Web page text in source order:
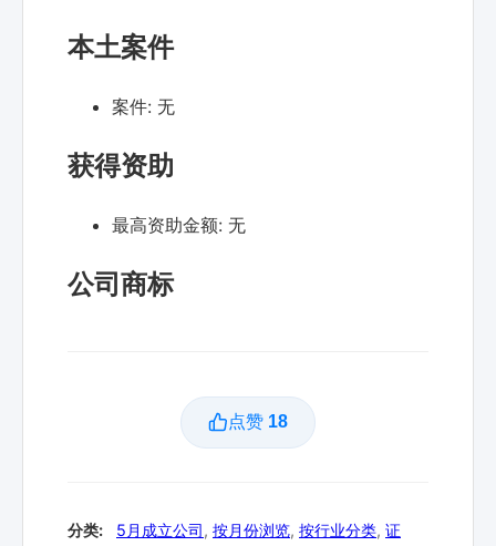
本土案件
案件: 无
获得资助
最高资助金额: 无
公司商标
点赞 18
分类: 5月成立公司, 按月份浏览, 按行业分类, 证